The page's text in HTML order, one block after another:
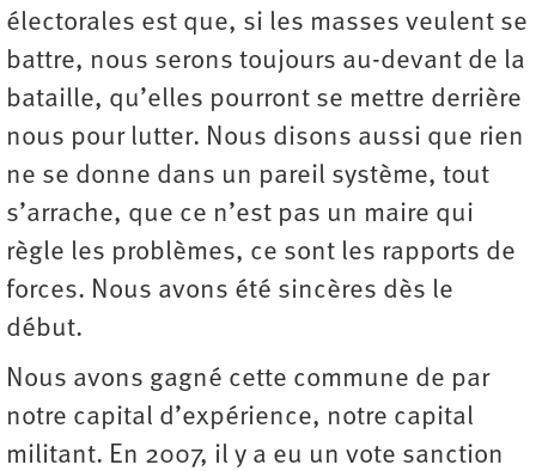
électorales est que, si les masses veulent se
battre, nous serons toujours au-devant de la
bataille, qu’elles pourront se mettre derrière
nous pour lutter. Nous disons aussi que rien
ne se donne dans un pareil système, tout
s’arrache, que ce n’est pas un maire qui
règle les problèmes, ce sont les rapports de
forces. Nous avons été sincères dès le
début.
Nous avons gagné cette commune de par
notre capital d’expérience, notre capital
militant. En 2007, il y a eu un vote sanction